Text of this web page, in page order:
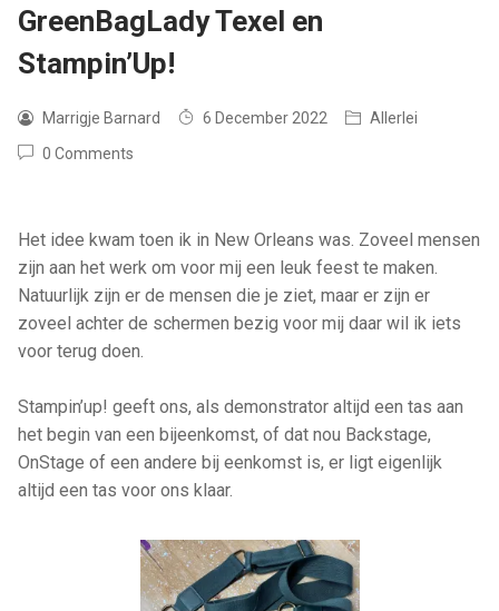
GreenBagLady Texel en
Stampin’Up!
Marrigje Barnard 6 December 2022
Allerlei
0 Comments
Het idee kwam toen ik in New Orleans was. Zoveel mensen
zijn aan het werk om voor mij een leuk feest te maken.
Natuurlijk zijn er de mensen die je ziet, maar er zijn er
zoveel achter de schermen bezig voor mij daar wil ik iets
voor terug doen.
Stampin’up! geeft ons, als demonstrator altijd een tas aan
het begin van een bijeenkomst, of dat nou Backstage,
OnStage of een andere bij eenkomst is, er ligt eigenlijk
altijd een tas voor ons klaar.